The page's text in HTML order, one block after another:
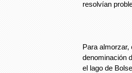
resolvían
Para almorzar,
denominación
el lago de